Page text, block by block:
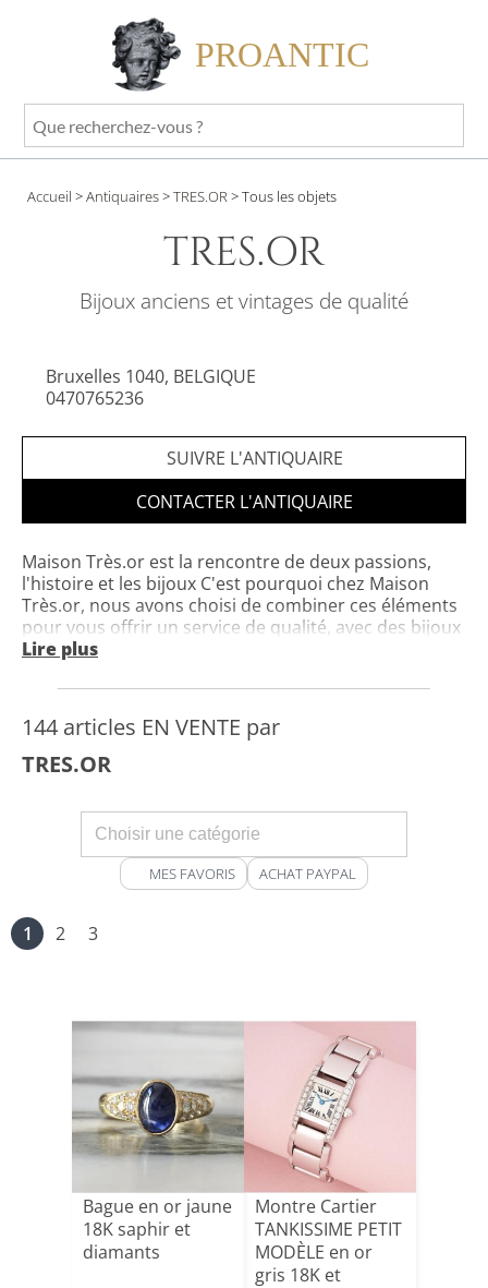
PROANTIC
Que
recherchez-
?
Accueil >Antiquaires>TRES.OR>Tous les objets
TRES.OR
Bijoux anciens et vintages de qualité
Bruxelles 1040, BELGIQUE
0470765236
SUIVRE L'ANTIQUAIRE
CONTACTER L'ANTIQUAIRE
Maison Très.or est la rencontre de deux passions,
l'histoire et les bijoux C'est pourquoi chez Maison
Très.or, nous avons choisi de combiner ces éléments
pour vous offrir un service de qualité, avec des bijoux
vintages, anciens et parfois historiques et signés.
nous ne choisissons que des produits toujours
fabriqués avec des matériaux nobles ainsi que des
pierres certifiées par notre gemmologue diplômée.
Tous nos bijoux sont vérifiés, réparés et retaillés si
besoin avant l'expédition afin de vous satisfaire au
disposition pour satisfaire la moindre de vos
demandes.
Lire plus
144 articles EN VENTE par
TRES.OR
MES FAVORIS ACHAT PAYPAL
1 2 3
Bague en or jaune
18K saphir et
diamants
Montre Cartier
TANKISSIME PETIT
MODÈLE en or
gris 18K et